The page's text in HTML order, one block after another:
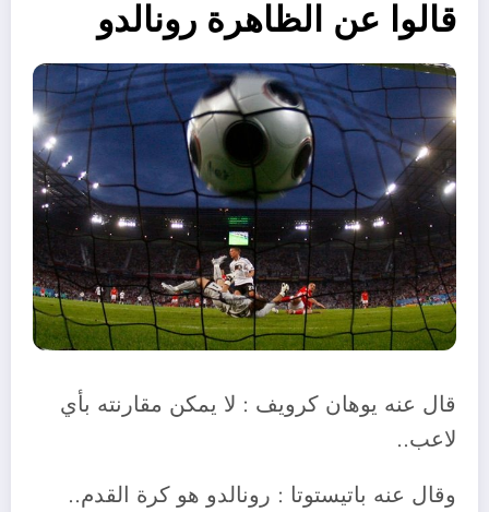
قالوا عن الظاهرة رونالدو
قال عنه يوهان كرويف : لا يمكن مقارنته بأي
لاعب..
وقال عنه باتيستوتا : رونالدو هو كرة القدم..